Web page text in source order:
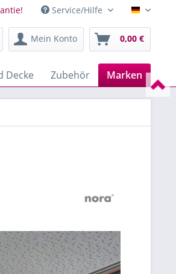
Service/Hilfe Deutsch
Mein Konto 0,00 €
Decke Zubehör Marken